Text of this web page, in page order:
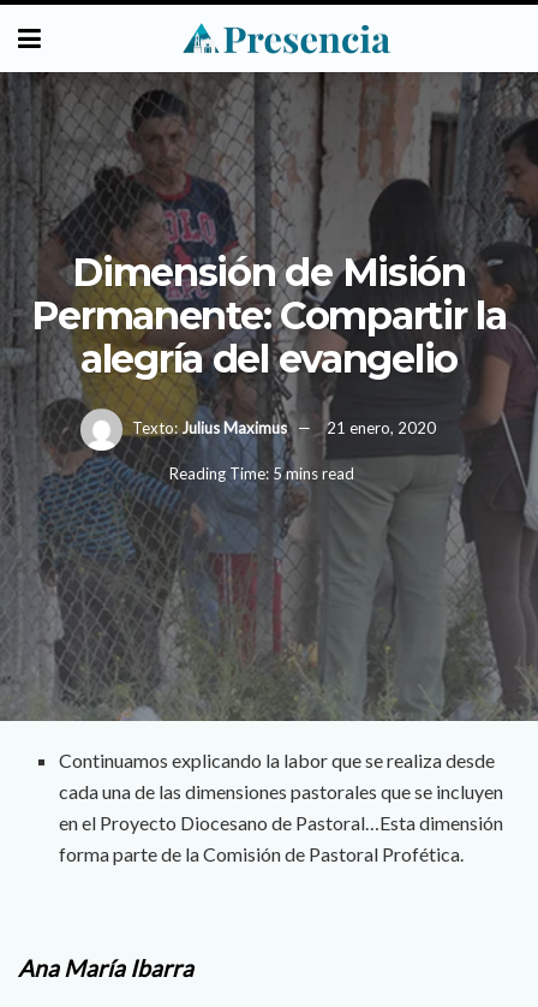
Dimensión de Misión
Permanente: Compartir la
alegría del evangelio
Texto: Julius Maximus 21 enero, 2020
Reading Time: 5 mins read
Continuamos explicando la labor que se realiza desde
cada una de las dimensiones pastorales que se incluyen
en el Proyecto Diocesano de Pastoral…Esta dimensión
forma parte de la Comisión de Pastoral Profética.
Ana María Ibarra